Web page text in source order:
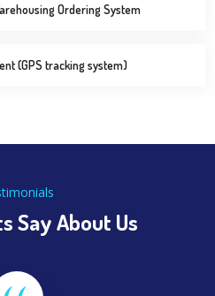
Ordering System
(GPS tracking system)
Say About Us